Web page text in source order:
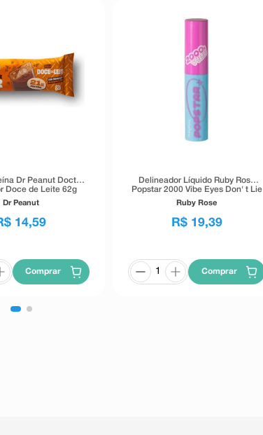
Dr Peanut Doctor
Doce de Leite 62g
Dr Peanut
14,59
Comprar
Delineador Líquido Ruby Rose
Popstar 2000 Vibe Eyes Don' t Lie
Preto 5,5g
Ruby Rose
R$ 19,39
Comprar